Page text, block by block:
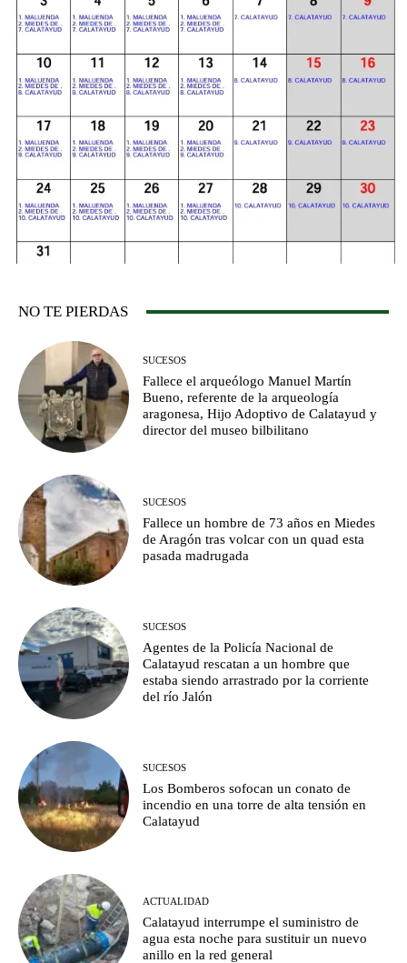
NO TE PIERDAS
SUCESOS
Fallece el arqueólogo Manuel Martín
Bueno, referente de la arqueología
aragonesa, Hijo Adoptivo de Calatayud y
director del museo bilbilitano
SUCESOS
Fallece un hombre de 73 años en Miedes
de Aragón tras volcar con un quad esta
pasada madrugada
SUCESOS
Agentes de la Policía Nacional de
Calatayud rescatan a un hombre que
estaba siendo arrastrado por la corriente
del río Jalón
SUCESOS
Los Bomberos sofocan un conato de
incendio en una torre de alta tensión en
Calatayud
ACTUALIDAD
Calatayud interrumpe el suministro de
agua esta noche para sustituir un nuevo
anillo en la red general